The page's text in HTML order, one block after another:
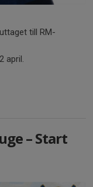
till RM-
april.
– Start